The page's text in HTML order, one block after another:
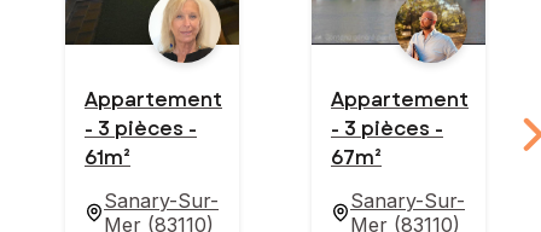
Appartement
- 3 pièces -
61m²
Sanary-Sur-
Mer (83110)
Appartement
- 3 pièces -
67m²
Sanary-Sur-
Mer (83110)